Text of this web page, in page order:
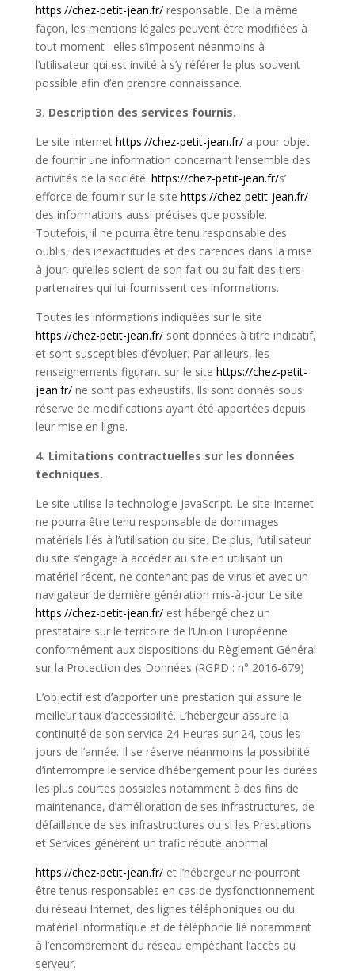
https://chez-petit-jean.fr/ responsable. De la même
façon, les mentions légales peuvent être modifiées à
tout moment : elles s’imposent néanmoins à
l’utilisateur qui est invité à s’y référer le plus souvent
possible afin d’en prendre connaissance.
3. Description des services fournis.
Le site internet https://chez-petit-jean.fr/a pour objet
de fournir une information concernant l’ensemble des
activités de la société. https://chez-petit-jean.fr/s’
efforce de fournir sur le site https://chez-petit-jean.fr/
des informations aussi précises que possible.
Toutefois, il ne pourra être tenu responsable des
oublis, des inexactitudes et des carences dans la mise
à jour, qu’elles soient de son fait ou du fait des tiers
partenaires qui lui fournissent ces informations.
Toutes les informations indiquées sur le site
https://chez-petit-jean.fr/sont données à titre indicatif,
et sont susceptibles d’évoluer. Par ailleurs, les
renseignements figurant sur le site https://chez-petit-
jean.fr/ne sont pas exhaustifs. Ils sont donnés sous
réserve de modifications ayant été apportées depuis
leur mise en ligne.
4. Limitations contractuelles sur les données
techniques.
Le site utilise la technologie JavaScript. Le site Internet
ne pourra être tenu responsable de dommages
matériels liés à l’utilisation du site. De plus, l’utilisateur
du site s’engage à accéder au site en utilisant un
matériel récent, ne contenant pas de virus et avec un
navigateur de dernière génération mis-à-jour Le site
https://chez-petit-jean.fr/est hébergé chez un
prestataire sur le territoire de l’Union Européenne
conformément aux dispositions du Règlement Général
sur la Protection des Données (RGPD : n° 2016-679)
L’objectif est d’apporter une prestation qui assure le
meilleur taux d’accessibilité. L’hébergeur assure la
continuité de son service 24 Heures sur 24, tous les
jours de l’année. Il se réserve néanmoins la possibilité
d’interrompre le service d’hébergement pour les durées
les plus courtes possibles notamment à des fins de
maintenance, d’amélioration de ses infrastructures, de
défaillance de ses infrastructures ou si les Prestations
et Services génèrent un trafic réputé anormal.
https://chez-petit-jean.fr/et l’hébergeur ne pourront
être tenus responsables en cas de dysfonctionnement
du réseau Internet, des lignes téléphoniques ou du
matériel informatique et de téléphonie lié notamment
à l’encombrement du réseau empêchant l’accès au
serveur.